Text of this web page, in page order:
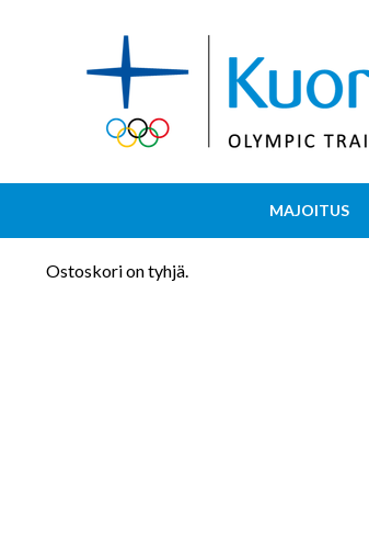
MAJOITUS
Ostoskori on tyhjä.